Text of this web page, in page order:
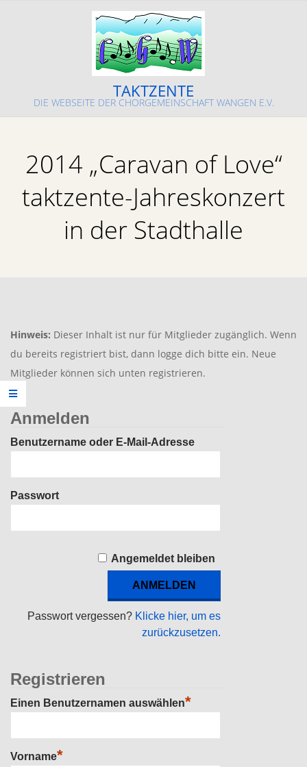
TAKTZENTE
DIE WEBSEITE DER CHORGEMEINSCHAFT WANGEN E.V.
2014 „Caravan of Love“
taktzente-Jahreskonzert
in der Stadthalle
Hinweis: Dieser Inhalt ist nur für Mitglieder zugänglich. Wenn
du bereits registriert bist, dann logge dich bitte ein. Neue
Mitglieder können sich unten registrieren.
Anmelden
Benutzername oder E-Mail-Adresse
Passwort
Angemeldet bleiben
Passwort vergessen? Klicke hier, um es
zurückzusetzen.
Registrieren
Einen Benutzernamen auswählen*
Vorname*